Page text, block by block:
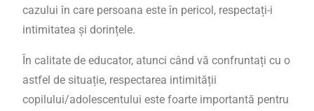
cazului în care persoana este în pericol, respectați-i
intimitatea și dorințele.
În calitate de educator, atunci când vă confruntați cu o
astfel de situație, respectarea intimității
copilului/adolescentului este foarte importantă pentru